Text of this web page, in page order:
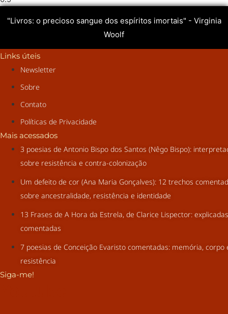
"Livros: o precioso sangue dos espíritos imortais" - Virginia
Woolf
Links úteis
Newsletter
Sobre
Contato
Políticas de Privacidade
Mais acessados
3 poesias de Antonio Bispo dos Santos (Nêgo Bispo):
sobre resistência e contra-colonização
Um defeito de cor (Ana Maria Gonçalves): 12 trechos
sobre ancestralidade, resistência e identidade
13 Frases de A Hora da Estrela, de Clarice Lispector:
comentadas
7 poesias de Conceição Evaristo comentadas: memória, corpo
resistência
Siga-me!